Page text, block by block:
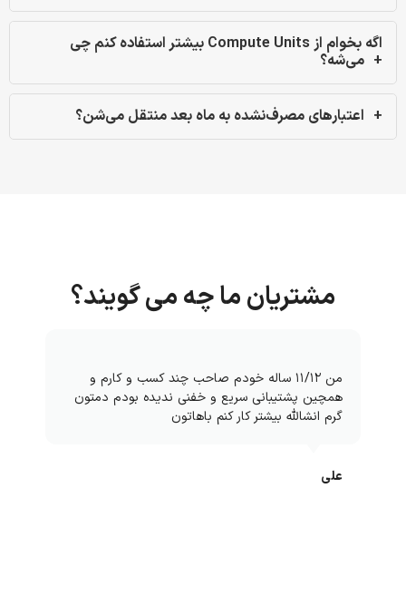
اگه بخوام از Compute Units بیشتر استفاده کنم چی
می‌شه؟
اعتبارهای مصرف‌نشده به ماه بعد منتقل می‌شن؟
مشتریان ما چه می گویند؟
من ۱۱/۱۲ ساله خودم صاحب چند کسب و کارم و
همچین پشتیبانی سریع و خفنی ندیده بودم دمتون
گرم انشالله بیشتر کار کنم باهاتون
علی